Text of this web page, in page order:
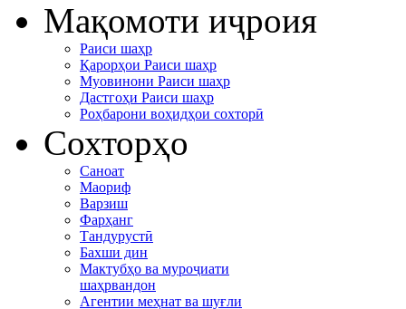
Мақомоти иҷроия
Раиси шаҳр
Қарорҳои Раиси шаҳр
Муовинони Раиси шаҳр
Дастгоҳи Раиси шаҳр
Роҳбарони воҳидҳои сохторӣ
Сохторҳо
Саноат
Маориф
Варзиш
Фарҳанг
Тандурустӣ
Бахши дин
Мактубҳо ва муроҷиати
шаҳрвандон
Агентии меҳнат ва шуғли